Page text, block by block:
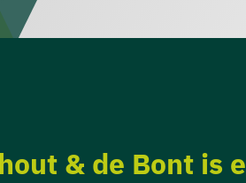
& de Bont is